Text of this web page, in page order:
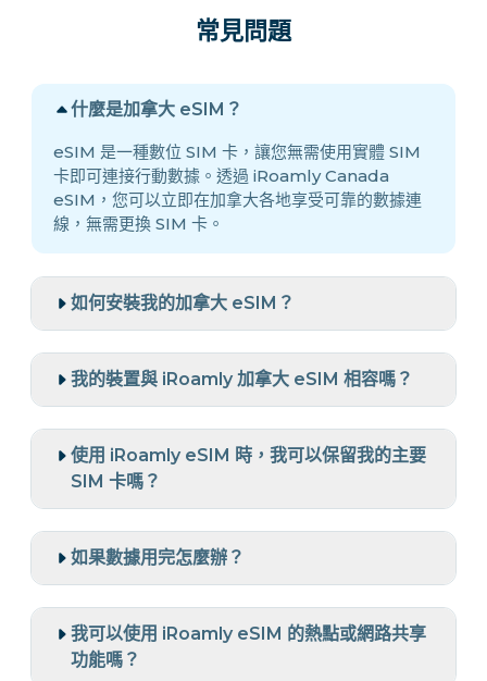
常見問題
什麼是加拿大 eSIM？
eSIM 是一種數位 SIM 卡，讓您無需使用實體 SIM
卡即可連接行動數據。透過 iRoamly Canada
eSIM，您可以立即在加拿大各地享受可靠的數據連
線，無需更換 SIM 卡。
如何安裝我的加拿大 eSIM？
我的裝置與 iRoamly 加拿大 eSIM 相容嗎？
使用 iRoamly eSIM 時，我可以保留我的主要
SIM 卡嗎？
如果數據用完怎麼辦？
我可以使用 iRoamly eSIM 的熱點或網路共享
功能嗎？